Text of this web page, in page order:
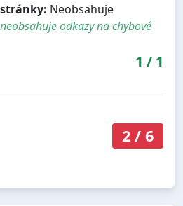
Neobsahuje
odkazy na chybové
1 / 1
2/ 6